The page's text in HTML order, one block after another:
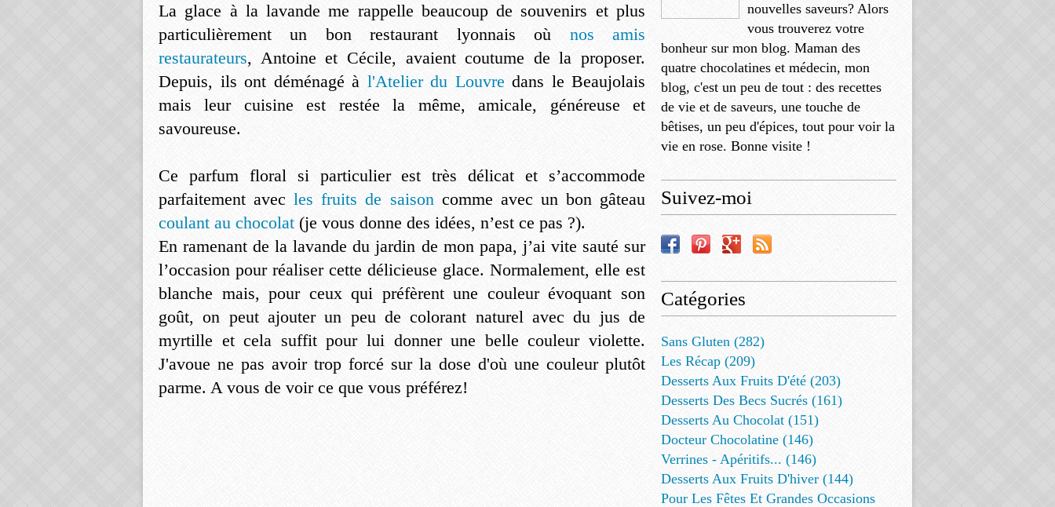
La glace à la lavande me rappelle beaucoup de souvenirs et plus
particulièrement un bon restaurant lyonnais où nos amis
restaurateurs, Antoine et Cécile, avaient coutume de la proposer.
Depuis, ils ont déménagé à l'Atelier du Louvre dans le Beaujolais
mais leur cuisine est restée la même, amicale, généreuse et
savoureuse.
Ce parfum floral si particulier est très délicat et s’accommode
parfaitement avecles fruits de saisoncomme avec un bon gâteau
coulant au chocolat (je vous donne des idées, n’est ce pas ?).
En ramenant de la lavande du jardin de mon papa, j’ai vite sauté sur
l’occasion pour réaliser cette délicieuse glace. Normalement, elle est
blanche mais, pour ceux qui préfèrent une couleur évoquant son
goût, on peut ajouter un peu de colorant naturel avec du jus de
myrtille et cela suffit pour lui donner une belle couleur violette.
J'avoue ne pas avoir trop forcé sur la dose d'où une couleur plutôt
parme. A vous de voir ce que vous préférez!
nouvelles saveurs? Alors
vous trouverez votre
bonheur sur mon blog. Maman des
quatre chocolatines et médecin, mon
blog, c'est un peu de tout : des recettes
de vie et de saveurs, une touche de
bêtises, un peu d'épices, tout pour voir la
vie en rose. Bonne visite !
Suivez-moi
Catégories
Sans Gluten (282)
Les Récap (209)
Desserts Aux Fruits D'été (203)
Desserts Des Becs Sucrés (161)
Desserts Au Chocolat (151)
Docteur Chocolatine (146)
Verrines - Apéritifs... (146)
Desserts Aux Fruits D'hiver (144)
Pour Les Fêtes Et Grandes Occasions